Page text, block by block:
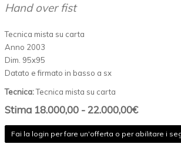
Hand over fist
Tecnica mista su carta
Anno 2003
Dim. 95x95
Datato e firmato in basso a sx
Tecnica:Tecnica mista su carta
Stima 18.000,00 - 22.000,00€
Fai la login per fare un'offerta o per abilitare i